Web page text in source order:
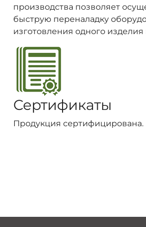
производства позволяет
быструю переналадку
изготовления одного изделия
Сертификаты
Продукция сертифицирована.